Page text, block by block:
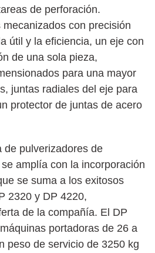
de perforación.
con precisión
útil y la eficiencia, un eje con
de una sola pieza,
para una mayor
juntas radiales del eje para
protector de juntas de acero
de pulverizadores de
amplía con la incorporación
se suma a los exitosos
2320 y DP 4220,
de la compañía. El DP
portadoras de 26 a
peso de servicio de 3250 kg